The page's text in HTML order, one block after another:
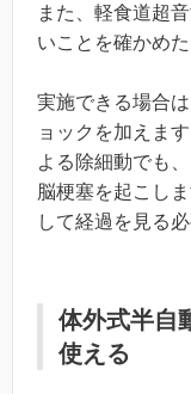
また、軽食道超
いことを確かめ
実施できる場合
ョックを加えま
よる除細動でも
脳梗塞を起こし
して経過を見る
体外式半自
使える